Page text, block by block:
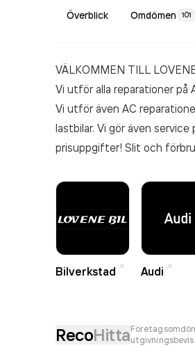
Överblick Omdömen 101
VÄLKOMMEN TILL
Vi utför även AC reparationer på övriga bil märken samt entreprenad o jordbruksmaskiner samt
lastbilar. Vi gör även
prisuppgifter! Slit och
Bilverkstad Audi
RecoHittautgivningsbevis